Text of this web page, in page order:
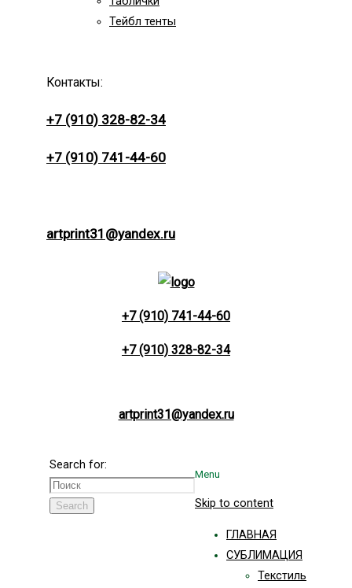
Тейбл тенты
Контакты:
+7 (910) 328-82-34
+7 (910) 741-44-60
artprint31@yandex.ru
+7 (910) 741-44-60
+7 (910) 328-82-34
artprint31@yandex.ru
Search for:
Search
Menu
Skip to content
ГЛАВНАЯ
СУБЛИМАЦИЯ
Текстиль